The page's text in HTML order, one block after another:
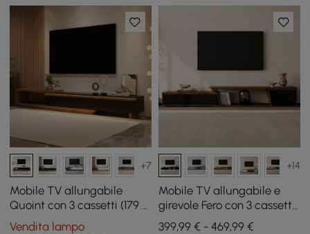
+7
Mobile TV allungabile
Quoint con 3 cassetti (179 -
255 cm) e luce
Vendita lampo
+14
Mobile TV allungabile e
girevole Fero con 3 cassetti,
180 - 280 cm
399,99 € - 469,99 €